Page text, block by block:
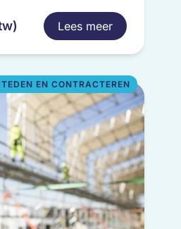
Lees meer
EN CONTRACTEREN